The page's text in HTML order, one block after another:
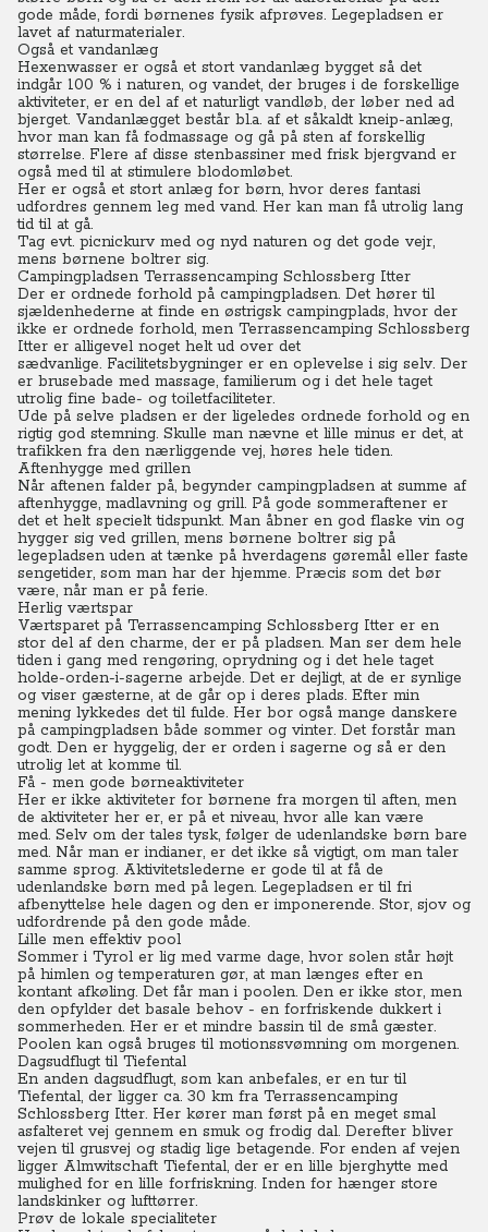
gode måde, fordi børnenes fysik afprøves. Legepladsen er
lavet af naturmaterialer.
Også et vandanlæg
Hexenwasser er også et stort vandanlæg bygget så det
indgår 100 % i naturen, og vandet, der bruges i de forskellige
aktiviteter, er en del af et naturligt vandløb, der løber ned ad
bjerget. Vandanlægget består bl.a. af et såkaldt kneip-anlæg,
hvor man kan få fodmassage og gå på sten af forskellig
størrelse. Flere af disse stenbassiner med frisk bjergvand er
også med til at stimulere blodomløbet.
Her er også et stort anlæg for børn, hvor deres fantasi
udfordres gennem leg med vand. Her kan man få utrolig lang
tid til at gå.
Tag evt. picnickurv med og nyd naturen og det gode vejr,
mens børnene boltrer sig.
Campingpladsen Terrassencamping Schlossberg Itter
Der er ordnede forhold på campingpladsen. Det hører til
sjældenhederne at finde en østrigsk campingplads, hvor der
ikke er ordnede forhold, men Terrassencamping Schlossberg
Itter er alligevel noget helt ud over det
sædvanlige. Facilitetsbygninger er en oplevelse i sig selv. Der
er brusebade med massage, familierum og i det hele taget
utrolig fine bade- og toiletfaciliteter.
Ude på selve pladsen er der ligeledes ordnede forhold og en
rigtig god stemning. Skulle man nævne et lille minus er det, at
trafikken fra den nærliggende vej, høres hele tiden.
Aftenhygge med grillen
Når aftenen falder på, begynder campingpladsen at summe af
aftenhygge, madlavning og grill. På gode sommeraftener er
det et helt specielt tidspunkt. Man åbner en god flaske vin og
hygger sig ved grillen, mens børnene boltrer sig på
legepladsen uden at tænke på hverdagens gøremål eller faste
sengetider, som man har der hjemme. Præcis som det bør
være, når man er på ferie.
Herlig værtspar
Værtsparet på Terrassencamping Schlossberg Itter er en
stor del af den charme, der er på pladsen. Man ser dem hele
tiden i gang med rengøring, oprydning og i det hele taget
holde-orden-i-sagerne arbejde. Det er dejligt, at de er synlige
og viser gæsterne, at de går op i deres plads. Efter min
mening lykkedes det til fulde. Her bor også mange danskere
på campingpladsen både sommer og vinter. Det forstår man
godt. Den er hyggelig, der er orden i sagerne og så er den
utrolig let at komme til.
Få - men gode børneaktiviteter
Her er ikke aktiviteter for børnene fra morgen til aften, men
de aktiviteter her er, er på et niveau, hvor alle kan være
med. Selv om der tales tysk, følger de udenlandske børn bare
med. Når man er indianer, er det ikke så vigtigt, om man taler
samme sprog. Aktivitetslederne er gode til at få de
udenlandske børn med på legen. Legepladsen er til fri
afbenyttelse hele dagen og den er imponerende. Stor, sjov og
udfordrende på den gode måde.
Lille men effektiv pool
Sommer i Tyrol er lig med varme dage, hvor solen står højt
på himlen og temperaturen gør, at man længes efter en
kontant afkøling. Det får man i poolen. Den er ikke stor, men
den opfylder det basale behov - en forfriskende dukkert i
sommerheden. Her er et mindre bassin til de små gæster.
Poolen kan også bruges til motionssvømning om morgenen.
Dagsudflugt til Tiefental
En anden dagsudflugt, som kan anbefales, er en tur til
Tiefental, der ligger ca. 30 km fra Terrassencamping
Schlossberg Itter. Her kører man først på en meget smal
asfalteret vej gennem en smuk og frodig dal. Derefter bliver
vejen til grusvej og stadig lige betagende. For enden af vejen
ligger Almwitschaft Tiefental, der er en lille bjerghytte med
mulighed for en lille forfriskning. Inden for hænger store
landskinker og lufttørrer.
Prøv de lokale specialiteter